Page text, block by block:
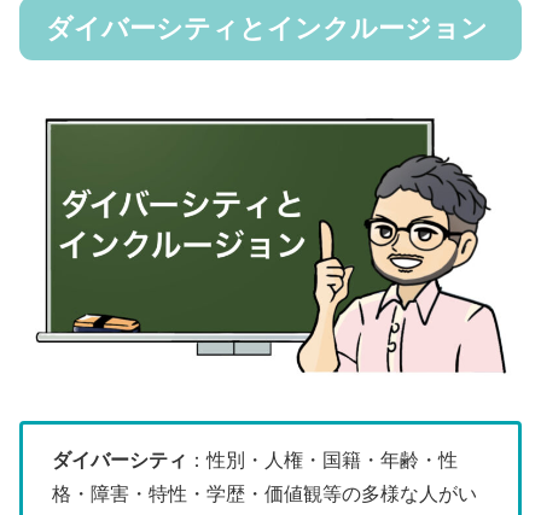
ダイバーシティとインクルージョン
ダイバーシティ ：性別・人権・国籍・年齢・性
格・障害・特性・学歴・価値観等の多様な人がい